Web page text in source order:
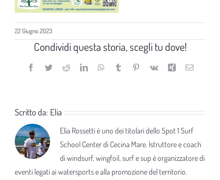
22 Giugno 2023
Condividi questa storia, scegli tu dove!
Facebook
TwitterRedditLinkedInWhatsApp
TumblrPinterest
Vk Xing Email
Scritto da: Elia
Elia Rossetti è uno dei titolari dello Spot 1 Surf
School Center di Cecina Mare. Istruttore e coach
di windsurf, wingfoil, surf e sup è organizzatore di
eventi legati ai watersports e alla promozione del territorio.